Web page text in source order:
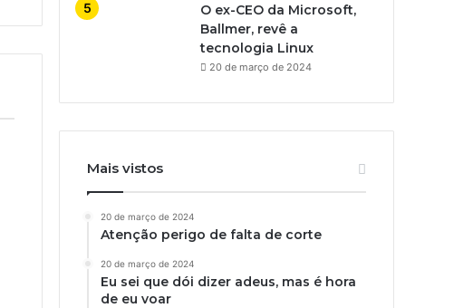
O ex-CEO da Microsoft,
Ballmer, revê a
tecnologia Linux
20 de março de 2024
Mais vistos
20 de março de 2024
Atenção perigo de falta de corte
20 de março de 2024
Eu sei que dói dizer adeus, mas é hora
de eu voar